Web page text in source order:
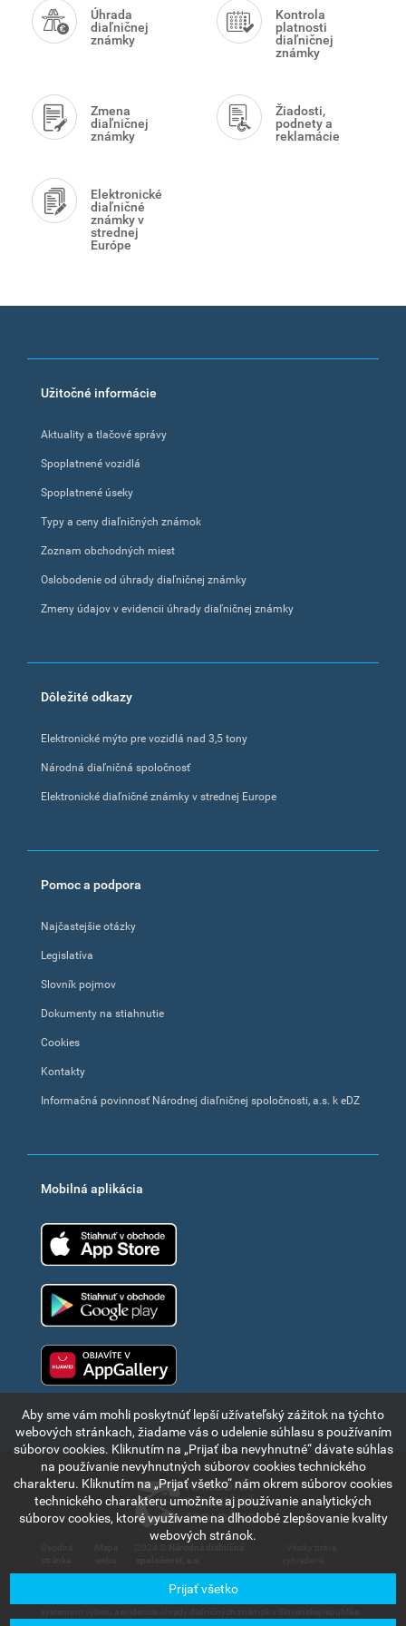
Menu
Úhrada
diaľničnej
známky
Kontrola
platnosti
diaľničnej
známky
Zmena
diaľničnej
známky
Žiadosti,
podnety a
reklamácie
Elektronické
diaľničné
známky v
strednej
Európe
Footer
Užitočné informácie
Aktuality a tlačové správy
Spoplatnené vozidlá
Spoplatnené úseky
Typy a ceny diaľničných známok
Zoznam obchodných miest
Oslobodenie od úhrady diaľničnej známky
Zmeny údajov v evidencii úhrady diaľničnej známky
Dôležité odkazy
Elektronické mýto pre vozidlá nad 3,5 tony
Národná diaľničná spoločnosť
Elektronické diaľničné známky v strednej Europe
Pomoc a podpora
Najčastejšie otázky
Legislatíva
Slovník pojmov
Dokumenty na stiahnutie
Cookies
Kontakty
Informačná povinnosť Národnej diaľničnej spoločnosti, a.s. k eDZ
Mobilná aplikácia
Informácie a údaje uvedené v tejto časti internetového portálu sú výlučne
informatívneho charakteru a slúžia na stručné oboznámenie sa s elektronickým
Aby sme vám mohli poskytnúť lepší užívateľský zážitok na týchto
webových stránkach, žiadame vás o udelenie súhlasu s používaním
súborov cookies. Kliknutím na „Prijať iba nevyhnutné“ dávate súhlas
na používanie nevyhnutných súborov cookies technického
charakteru. Kliknutím na „Prijať všetko“ nám okrem súborov cookies
technického charakteru umožníte aj používanie analytických
súborov cookies, ktoré využívame na dlhodobé zlepšovanie kvality
webových stránok.
Prijať všetko